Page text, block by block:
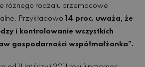
różnego rodzaju przemocowe
Przykładowo
14 proc. uważa, że
i kontrolowanie wszystkich
gospodarności współmałżonka”.